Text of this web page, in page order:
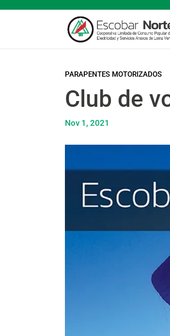
PARAPENTES MOTORIZADOS
Club de
Nov 1, 2021